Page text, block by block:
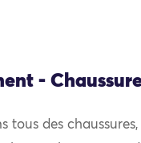
-
tous des